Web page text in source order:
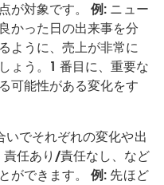
が対象です。例: ニュー
かった日の出来事を分
ように、売上が非常に
ょう。1 番目に、重要な
可能性がある変化をす
でそれぞれの変化や出
任あり/責任なし、など
ができます。例: 先ほど